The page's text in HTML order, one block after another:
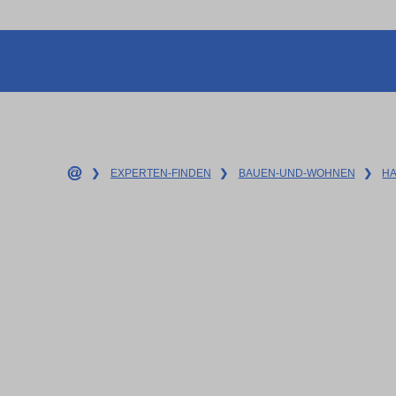
❯ EXPERTEN-FINDEN ❯ BAUEN-UND-WOHNEN ❯